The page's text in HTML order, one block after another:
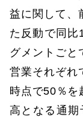
益に関して、
た反動で同比
グメントごと
営業それぞれ
時点で50％を
高となる通期